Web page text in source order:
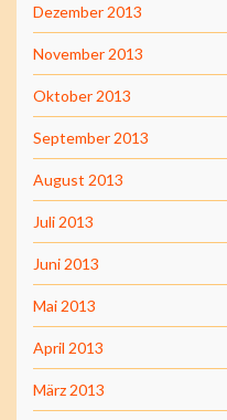
Dezember 2013
November 2013
Oktober 2013
September 2013
August 2013
Juli 2013
Juni 2013
Mai 2013
April 2013
März 2013